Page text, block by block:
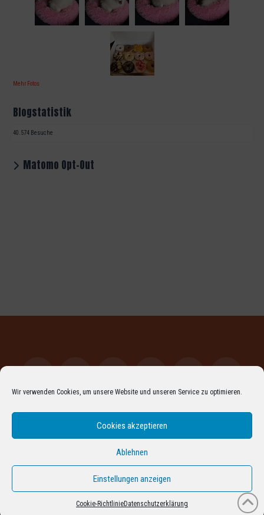
Wir verwenden Cookies, um unsere Website und unseren Service zu optimieren.
Cookies akzeptieren
Ablehnen
Einstellungen anzeigen
Cookie-RichtlinieDatenschutzerklärung
Mehr Fotos
Blogstatistik
40.574 Besuche
Matomo Opt-Out
PinterestFlickr RSS
PROUDLY POWERED BY THE